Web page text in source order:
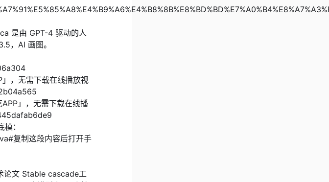
是由 GPT-4 驱动的人
，AI 画图。
，无需下载在线播放视
」，无需下载在线播
：
复制这段内容后打开手
论文 Stable cascade工